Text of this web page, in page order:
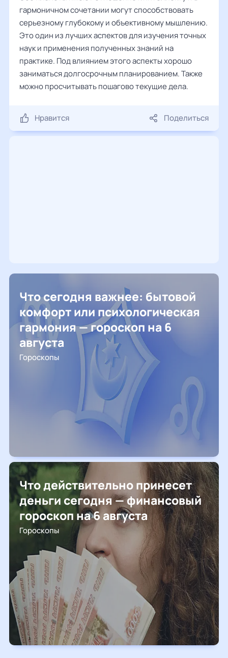
гармоничном сочетании могут способствовать
серьезному глубокому и объективному мышлению.
Это один из лучших аспектов для изучения точных
наук и применения полученных знаний на
практике. Под влиянием этого аспекты хорошо
заниматься долгосрочным планированием. Также
можно просчитывать пошагово текущие дела.
Нравится Поделиться
Что сегодня важнее: бытовой
комфорт или психологическая
гармония — гороскоп на 6
августа
Гороскопы
Что действительно принесет
деньги сегодня — финансовый
гороскоп на 6 августа
Гороскопы